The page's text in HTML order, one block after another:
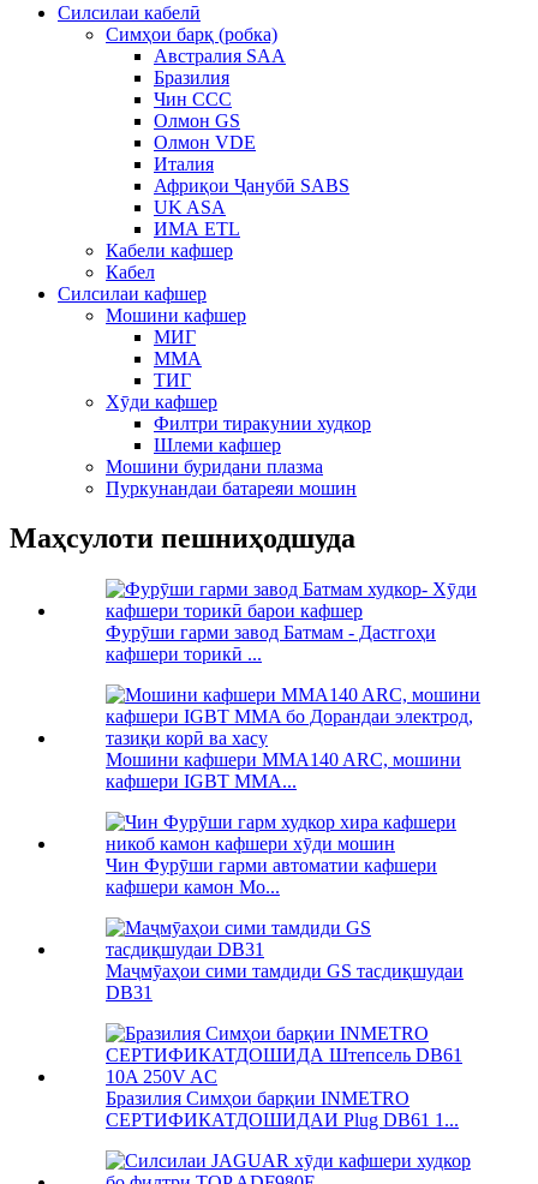
Силсилаи кабелӣ
Симҳои барқ ​​(робка)
Австралия SAA
Бразилия
Чин CCC
Олмон GS
Олмон VDE
Италия
Африқои Ҷанубӣ SABS
UK ASA
ИМА ETL
Кабели кафшер
Кабел
Силсилаи кафшер
Мошини кафшер
МИГ
ММА
ТИГ
Хӯди кафшер
Филтри тиракунии худкор
Шлеми кафшер
Мошини буридани плазма
Пуркунандаи батареяи мошин
Маҳсулоти пешниҳодшуда
Фурӯши гарми завод Батмам - Дастгоҳи
кафшери торикӣ ...
Мошини кафшери MMA140 ARC, мошини
кафшери IGBT MMA...
Чин Фурӯши гарми автоматии кафшери
кафшери камон Мо...
Маҷмӯаҳои сими тамдиди GS тасдиқшудаи
DB31
Бразилия Симҳои барқии INMETRO
СЕРТИФИКАТДОШИДАИ Plug DB61 1...